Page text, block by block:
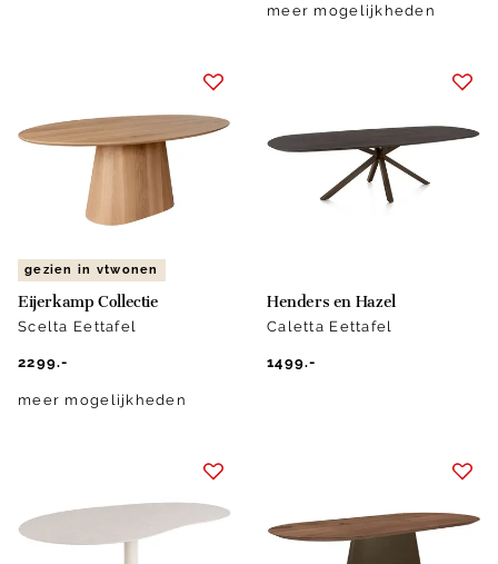
meer mogelijkheden
gezien in vtwonen
Eijerkamp Collectie
Scelta Eettafel
2299.-
meer mogelijkheden
Henders en Hazel
Caletta Eettafel
1499.-